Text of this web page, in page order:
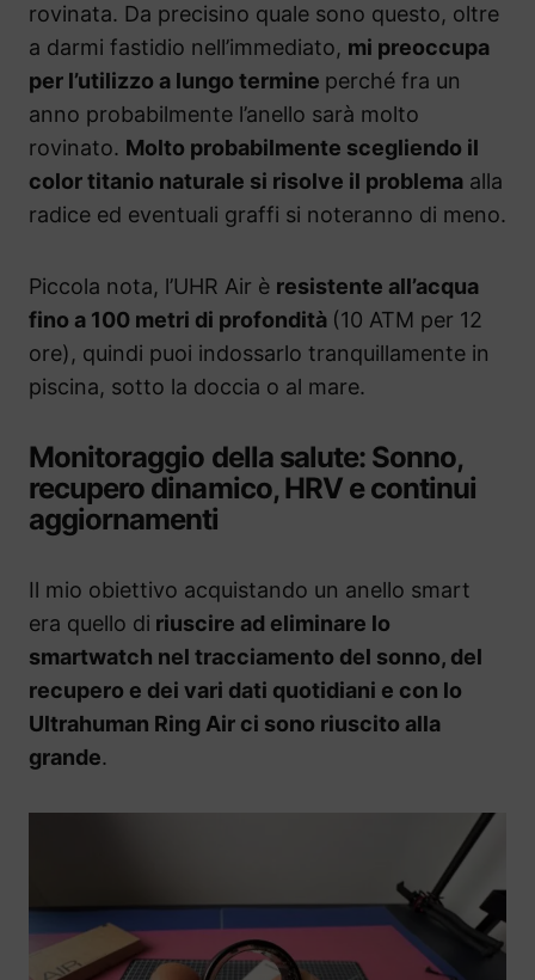
rovinata. Da precisino quale sono questo, oltre
a darmi fastidio nell’immediato, mi preoccupa
per l’utilizzo a lungo termine perché fra un
anno probabilmente l’anello sarà molto
rovinato. Molto probabilmente scegliendo il
color titanio naturale si risolve il problema alla
radice ed eventuali graffi si noteranno di meno.
Piccola nota, l’UHR Air è resistente all’acqua
fino a 100 metri di profondità (10 ATM per 12
ore), quindi puoi indossarlo tranquillamente in
piscina, sotto la doccia o al mare.
Monitoraggio della salute: Sonno,
recupero dinamico, HRV e continui
aggiornamenti
Il mio obiettivo acquistando un anello smart
era quello di riuscire ad eliminare lo
smartwatch nel tracciamento del sonno, del
recupero e dei vari dati quotidiani e con lo
Ultrahuman Ring Air ci sono riuscito alla
grande.